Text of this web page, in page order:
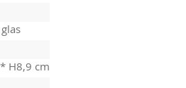
H8,9 cm